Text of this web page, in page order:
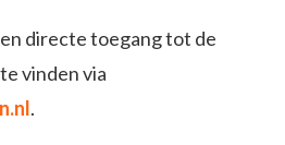
directe toegang tot de
vinden via
.